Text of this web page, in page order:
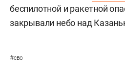
беспилотной и ракетной
закрывали небо над
#сво